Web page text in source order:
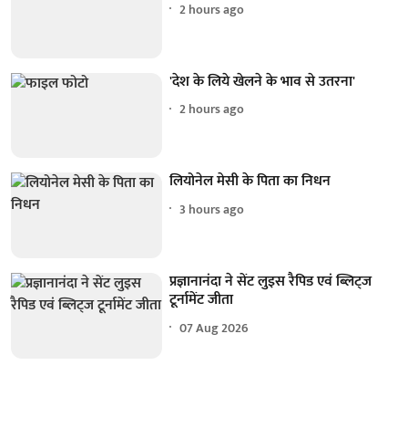
2 hours ago
'देश के लिये खेलने के भाव से उतरना'
2 hours ago
लियोनेल मेसी के पिता का निधन
3 hours ago
प्रज्ञानानंदा ने सेंट लुइस रैपिड एवं ब्लिट्ज
टूर्नामेंट जीता
07 Aug 2026